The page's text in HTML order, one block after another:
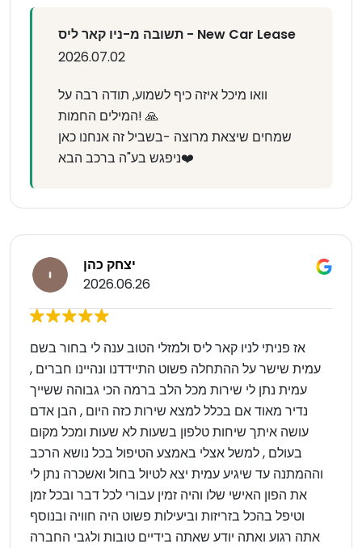
תשובה מ-ניו קאר ליס - New Car Lease
2026.07.02
וואו מיכל איזה כיף לשמוע, תודה רבה על
המילים החמות! 🙏
שמחים שיצאת מרוצה -בשביל זה אנחנו כאן
ניפגש בע"ה ברכב הבא❤️
יצחק כהן
2026.06.26
אז פניתי לניו קאר ליס ולמזלי הטוב ענה לי בחור בשם
עמית שישר על ההתחלה פשוט התיידדנו ונהיינו חברים ,
עמית נתן לי שירות מכל הלב ברמה הכי גבוהה ששייך
נדיר מאוד אם בכלל למצא שירות כזה היום , הבן אדם
עושה איתך שיחות טלפון בשעות לא שעות ומכל מקום
בעולם , למשל אצלי באמצע הטיפול בכל נושא הרכב
וההמתנה עד שיגיע עמית יצא לטיול בחול ואשכרה נתן לי
את הפון האישי שלו והיה זמין עבורי לכל דבר ובכל זמן
וטיפל בהכל בזריזות וביעילות פשוט היה חוויה ובנוסף
אתה רגוע ואתה יודע שאתה בידיים טובות ולגבי החברה